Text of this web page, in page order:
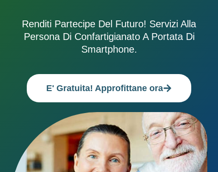
Renditi Partecipe Del Futuro! Servizi Alla
Persona Di Confartigianato A Portata Di
Smartphone.
E' Gratuita! Approfittane ora